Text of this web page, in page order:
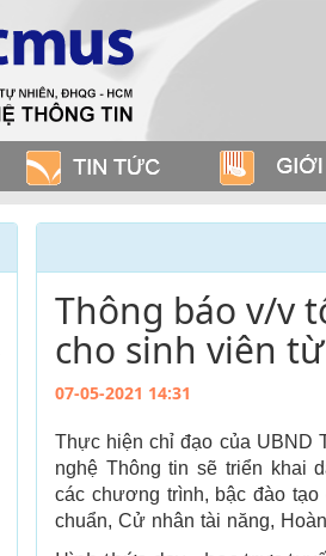
Thông báo v/v
cho sinh viên
07-05-2021 14:31
Thực hiện chỉ đạo của UBND
nghệ Thông tin sẽ triển khai
các chương trình, bậc đào
chuẩn, Cử nhân tài năng,